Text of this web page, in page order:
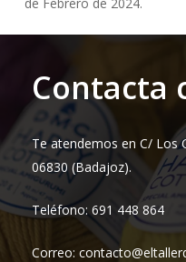
Contacta
Te atendemos en C/ Los
06830 (Badajoz).
Teléfono: 691 448 864
Correo: